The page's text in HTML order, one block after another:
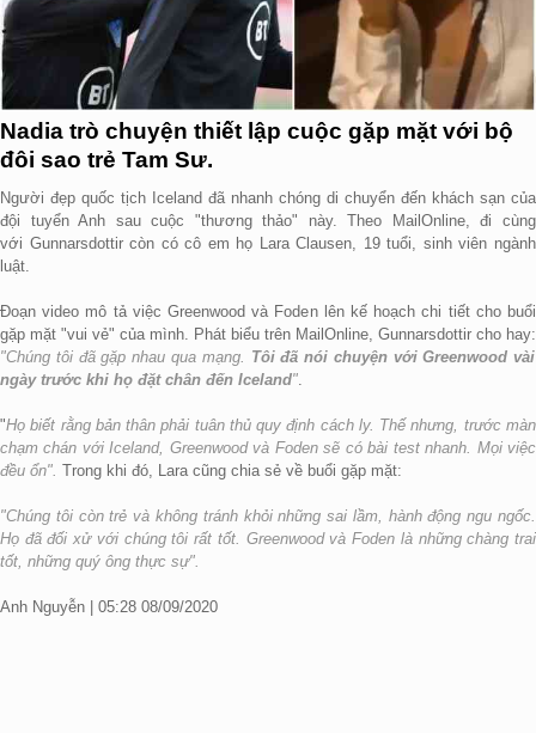
Nadia trò chuyện thiết lập cuộc gặp mặt với bộ
đôi sao trẻ Tam Sư.
Người đẹp quốc tịch Iceland đã nhanh chóng di chuyển đến khách sạn của
đội tuyển Anh sau cuộc "thương thảo" này. Theo MailOnline, đi cùng
với Gunnarsdottir còn có cô em họ Lara Clausen, 19 tuổi, sinh viên ngành
luật.
Đoạn video mô tả việc Greenwood và Foden lên kế hoạch chi tiết cho buổi
gặp mặt "vui vẻ" của mình. Phát biểu trên MailOnline, Gunnarsdottir cho hay:
"Chúng tôi đã gặp nhau qua mạng. Tôi đã nói chuyện với Greenwood vài
ngày trước khi họ đặt chân đến Iceland".
"Họ biết rằng bản thân phải tuân thủ quy định cách ly. Thế nhưng, trước màn
chạm chán với Iceland, Greenwood và Foden sẽ có bài test nhanh. Mọi việc
đều ổn". Trong khi đó, Lara cũng chia sẻ về buổi gặp mặt:
"Chúng tôi còn trẻ và không tránh khỏi những sai lầm, hành động ngu ngốc.
Họ đã đối xử với chúng tôi rất tốt. Greenwood và Foden là những chàng trai
tốt, những quý ông thực sự".
Anh Nguyễn | 05:28 08/09/2020